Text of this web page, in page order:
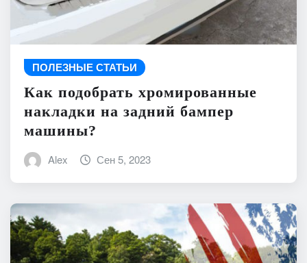
ПОЛЕЗНЫЕ СТАТЬИ
Как подобрать хромированные
накладки на задний бампер
машины?
Alex Сен 5, 2023